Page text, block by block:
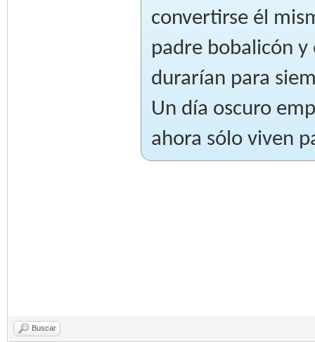
convertirse él
padre bobalicón y
durarían para
Un día oscuro
ahora sólo viven
Buscar